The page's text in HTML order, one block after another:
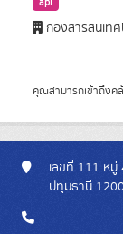
กองสารสนเท
คุณสามารถเข้าถึงค
เลขที่ 111 หมู่
ปทุมธานี